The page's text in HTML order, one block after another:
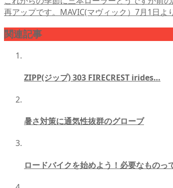
再アップです。MAVIC(マヴィック）7月1日
関連記事
ZIPP(ジップ) 303 FIRECREST irides…
暑さ対策に通気性抜群のグローブ
ロードバイクを始めよう！必要なものっ